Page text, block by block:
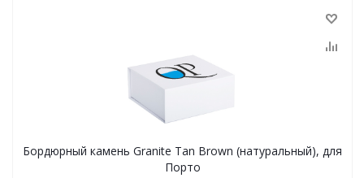
Бордюрный камень Granite Tan Brown (натуральный), для
Порто